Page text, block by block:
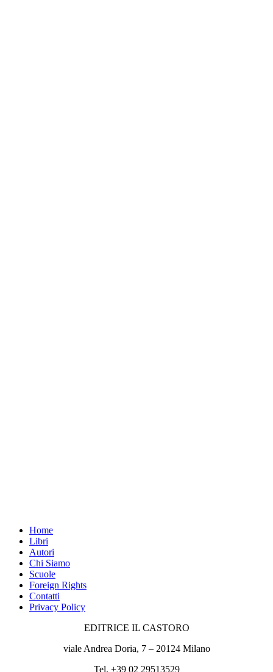
Home
Libri
Autori
Chi Siamo
Scuole
Foreign Rights
Contatti
Privacy Policy
EDITRICE IL CASTORO
viale Andrea Doria, 7 – 20124 Milano
Tel. +39 02 29513529